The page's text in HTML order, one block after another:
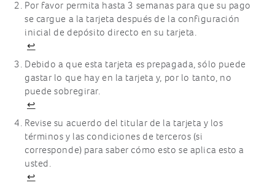
Por favor permita hasta 3 semanas para que su pago
se cargue a la tarjeta después de la configuración
inicial de depósito directo en su tarjeta.
↩
Debido a que esta tarjeta es prepagada, sólo puede
gastar lo que hay en la tarjeta y, por lo tanto, no
puede sobregirar.
↩
Revise su acuerdo del titular de la tarjeta y los
términos y las condiciones de terceros (si
corresponde) para saber cómo esto se aplica esto a
usted.
↩